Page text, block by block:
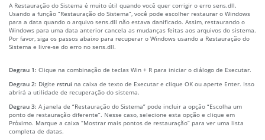
A Restauração do Sistema é muito útil quando você quer corrigir o erro sens.dll.
Usando a função “Restauração do Sistema”, você pode escolher restaurar o Windows
para a data quando o arquivo sens.dll não estava danificado. Assim, restaurando o
Windows para uma data anterior cancela as mudanças feitas aos arquivos do sistema.
Por favor, siga os passos abaixo para recuperar o Windows usando a Restauração do
Sistema e livre-se do erro no sens.dll.
Degrau 1: Clique na combinação de teclas Win + R para iniciar o diálogo de Executar.
Degrau 2: Digite rstrui na caixa de texto de Executar e clique OK ou aperte Enter. Isso
abrirá a utilidade de recuperação do sistema.
Degrau 3: A janela de “Restauração do Sistema” pode incluir a opção “Escolha um
ponto de restauração diferente”. Nesse caso, selecione esta opção e clique em
Próximo. Marque a caixa “Mostrar mais pontos de restauração” para ver uma lista
completa de datas.